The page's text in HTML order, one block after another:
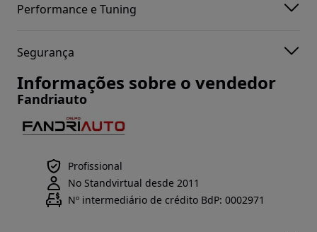
Performance e Tuning
Segurança
Informações sobre o vendedor
Fandriauto
Profissional
No Standvirtual desde 2011
Nº intermediário de crédito BdP: 0002971